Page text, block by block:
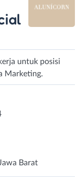
untuk posisi
Marketing.
Barat